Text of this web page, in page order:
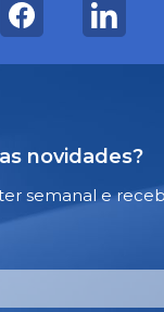
novidades?
semanal e